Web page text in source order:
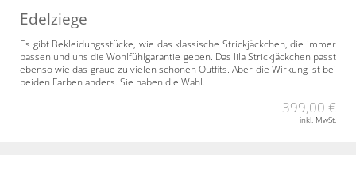
Edelziege
Es gibt Bekleidungsstücke, wie das klassische Strickjäckchen, die immer
passen und uns die Wohlfühlgarantie geben. Das lila Strickjäckchen passt
ebenso wie das graue zu vielen schönen Outfits. Aber die Wirkung ist bei
beiden Farben anders. Sie haben die Wahl.
399,00 €
inkl. MwSt.